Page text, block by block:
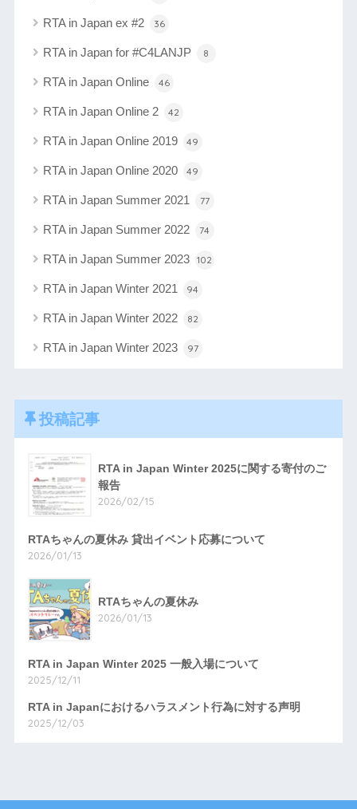
RTA in Japan ex #2 36
RTA in Japan for #C4LANJP 8
RTA in Japan Online 46
RTA in Japan Online 2 42
RTA in Japan Online 2019 49
RTA in Japan Online 2020 49
RTA in Japan Summer 2021 77
RTA in Japan Summer 2022 74
RTA in Japan Summer 2023 102
RTA in Japan Winter 2021 94
RTA in Japan Winter 2022 82
RTA in Japan Winter 2023 97
投稿記事
RTA in Japan Winter 2025に関する寄付のご
報告
2026/02/15
RTAちゃんの夏休み 貸出イベント応募について
2026/01/13
RTAちゃんの夏休み
2026/01/13
RTA in Japan Winter 2025 一般入場について
2025/12/11
RTA in Japanにおけるハラスメント行為に対する声明
2025/12/03